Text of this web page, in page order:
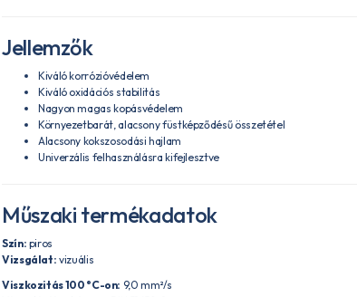
Jellemzők
Kiváló korrózióvédelem
Kiváló oxidációs stabilitás
Nagyon magas kopásvédelem
Környezetbarát, alacsony füstképződésű összetétel
Alacsony kokszosodási hajlam
Univerzális felhasználásra kifejlesztve
Műszaki termékadatok
Szín: piros
Vizsgálat: vizuális
Viszkozitás 100 °C-on: 9,0 mm²/s